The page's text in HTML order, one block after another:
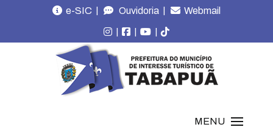
e-SIC | Ouvidoria | Webmail
| | |
MENU